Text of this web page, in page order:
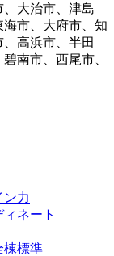
大治市、津島
市、大府市、知
高浜市、半田
南市、西尾市、
ン力
ネート
棟標準